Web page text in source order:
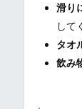
滑り
して
タオ
飲み